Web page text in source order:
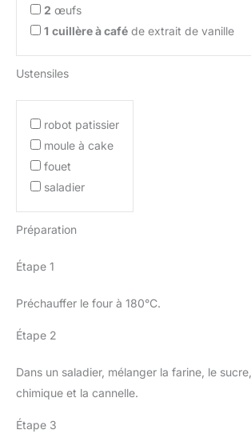
2 œufs
1 cuillère à café de extrait de vanille
Ustensiles
robot patissier
moule à cake
fouet
saladier
Préparation
Étape 1
Préchauffer le four à 180°C.
Étape 2
Dans un saladier, mélanger la farine, le
chimique et la cannelle.
Étape 3